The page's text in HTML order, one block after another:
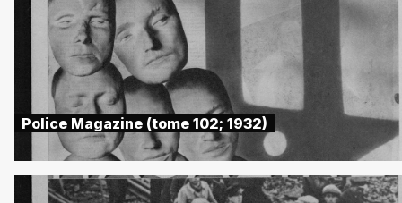
Police Magazine (tome 102; 1932)